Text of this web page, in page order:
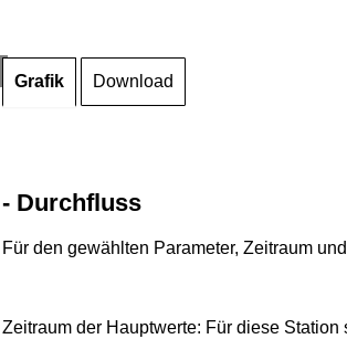
Grafik Download
- Durchfluss
Für den gewählten Parameter, Zeitraum
Zeitraum der Hauptwerte: Für diese